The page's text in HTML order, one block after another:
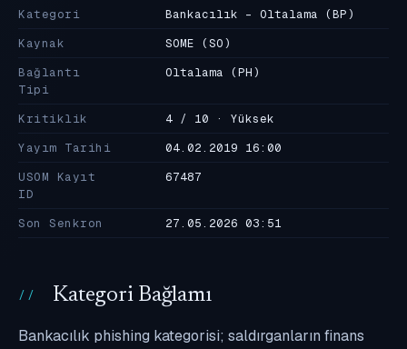
Kategori
Bankacılık - Oltalama (BP)
Kaynak
SOME (SO)
Bağlantı
Tipi
Oltalama (PH)
Kritiklik
4 / 10 · Yüksek
Yayım Tarihi
04.02.2019 16:00
USOM Kayıt
ID
67487
Son Senkron 27.05.2026 03:51
Kategori Bağlamı
Bankacılık phishing kategorisi; saldırganların finans